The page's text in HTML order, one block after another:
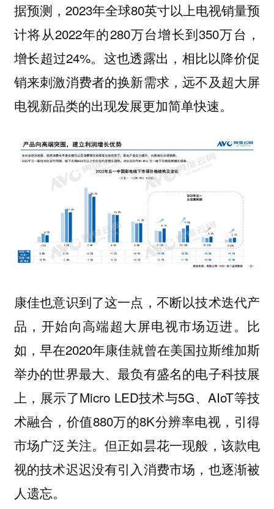
据预测，2023年全球80英寸以上电视销量预
计将从2022年的280万台增长到350万台，
增长超过24%。这也透露出，相比以降价促
销来刺激消费者的换新需求，远不及超大屏
电视新品类的出现发展更加简单快速。
康佳也意识到了这一点，不断以技术迭代产
品，开始向高端超大屏电视市场迈进。比
如，早在2020年康佳就曾在美国拉斯维加斯
举办的世界最大、最负有盛名的电子科技展
上，展示了Micro LED技术与5G、AIoT等技
术融合，价值880万的8K分辨率电视，引得
市场广泛关注。但正如昙花一现般，该款电
视的技术迟迟没有引入消费市场，也逐渐被
人遗忘。